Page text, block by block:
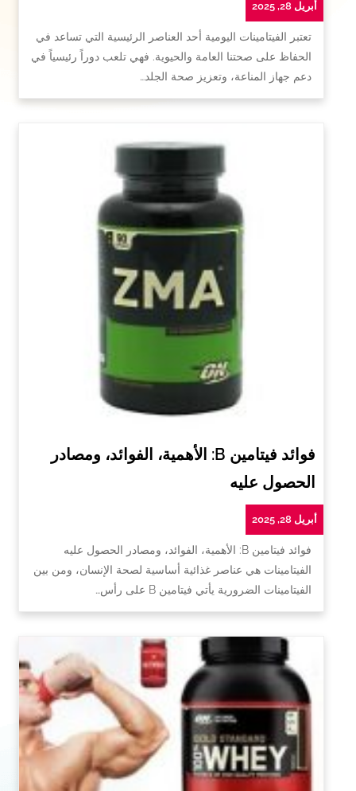
أبريل 28, 2025
تعتبر الفيتامينات اليومية أحد العناصر الرئيسية التي تساعد في
الحفاظ على صحتنا العامة والحيوية. فهي تلعب دوراً رئيسياً في
دعم جهاز المناعة، وتعزيز صحة الجلد…
فوائد فيتامين B: الأهمية، الفوائد، ومصادر
الحصول عليه
أبريل 28, 2025
فوائد فيتامين B: الأهمية، الفوائد، ومصادر الحصول عليه
الفيتامينات هي عناصر غذائية أساسية لصحة الإنسان، ومن بين
الفيتامينات الضرورية يأتي فيتامين B على رأس…